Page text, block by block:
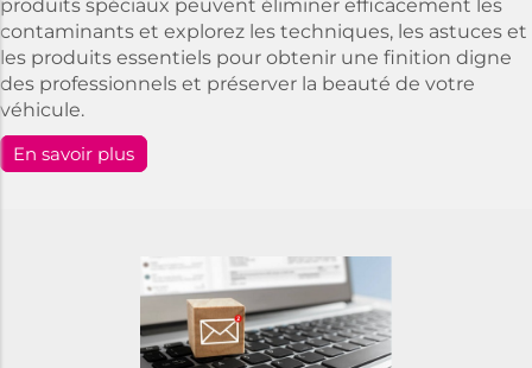
produits spéciaux peuvent éliminer efficacement les
contaminants et explorez les techniques, les astuces et
les produits essentiels pour obtenir une finition digne
des professionnels et préserver la beauté de votre
véhicule.
En savoir plus